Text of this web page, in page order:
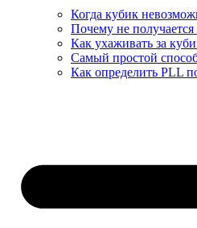
Когда кубик
Почему не получается
Как ухаживать за
Самый простой
Как определить PLL